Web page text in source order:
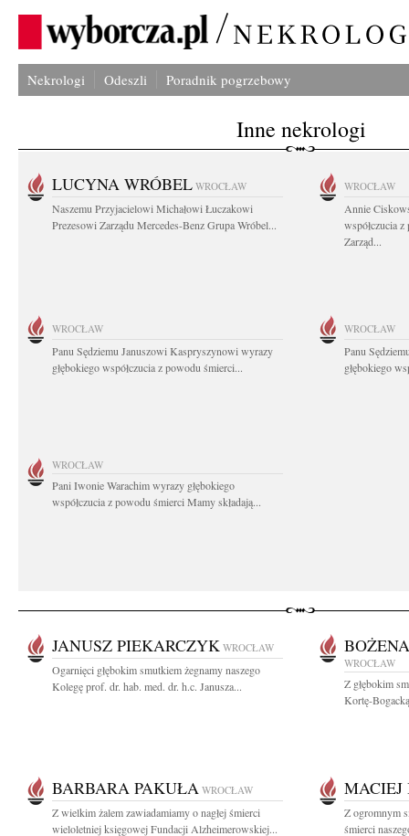
Nekrologi Odeszli Poradnik pogrzebowy
Inne nekrologi
LUCYNA WRÓBEL WROCŁAW
Naszemu Przyjacielowi Michałowi Łuczakowi
Prezesowi Zarządu Mercedes-Benz Grupa Wróbel...
WROCŁAW
Annie
współczucia
Zarząd...
WROCŁAW
Panu Sędziemu Januszowi Kaspryszynowi wyrazy
głębokiego współczucia z powodu śmierci...
WROCŁAW
Panu
głębokiego
WROCŁAW
Pani Iwonie Warachim wyrazy głębokiego
współczucia z powodu śmierci Mamy składają...
JANUSZ PIEKARCZYK WROCŁAW
Ogarnięci głębokim smutkiem żegnamy naszego
Kolegę prof. dr. hab. med. dr. h.c. Janusza...
WROCŁAW
Z głębokim
Kortę-
BARBARA PAKUŁA WROCŁAW
Z wielkim żalem zawiadamiamy o nagłej śmierci
wieloletniej księgowej Fundacji Alzheimerowskiej...
MACIEJ
Z ogromnym
śmierci